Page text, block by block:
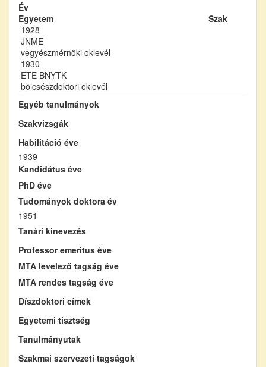
Év
Egyetem
Szak
1928
JNME
vegyészmérnöki oklevél
1930
ETE BNYTK
bölcsészdoktori oklevél
Egyéb tanulmányok
Szakvizsgák
Habilitáció éve
1939
Kandidátus éve
PhD éve
Tudományok doktora év
1951
Tanári kinevezés
Professor emeritus éve
MTA levelező tagság éve
MTA rendes tagság éve
Díszdoktori címek
Egyetemi tisztség
Tanulmányutak
Szakmai szervezeti tagságok